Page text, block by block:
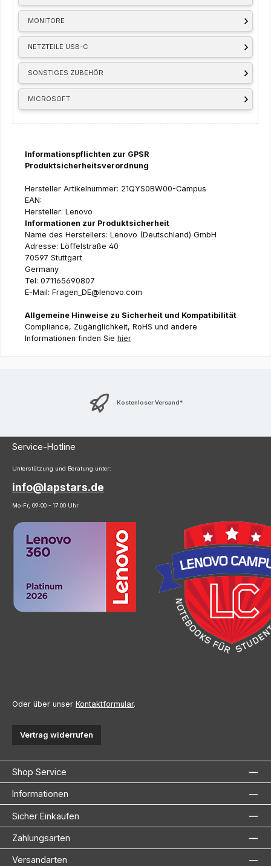
MONITORE
NETZTEILE USB-C
SONSTIGES ZUBEHÖR
MICROSOFT
Informationspflichten zur GPSR
Produktsicherheitsverordnung
Hersteller Artikelnummer: 21QYS0BW00-Campus
EAN:
Hersteller: Lenovo
Informationen zur Produktsicherheit
Name des Herstellers: Lenovo (Deutschland) GmbH
Adresse: Löffelstraße 40
70597 Stuttgart
Germany
Tel: 071165690807
E-Mail: Fragen_DE@lenovo.com
Allgemeine Hinweise zu Sicherheit und Kompatibilität
Compliance, Zugänglichkeit, RoHS und andere
Informationen finden Sie hier
Kostenloser Versand*
Service-Hotline
Unterstützung und Beratung unter:
info@lapstars.de
Mo-Fr, 09:00 - 17:00 Uhr
Oder über unser Kontaktformular.
Vertrag widerrufen
Shop Service
Informationen
Sicher Einkaufen
Zahlungsarten
Versandarten